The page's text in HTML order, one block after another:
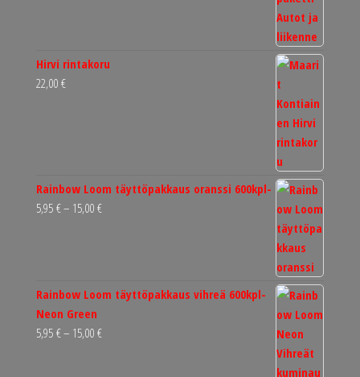
Hirvi rintakoru
22,00 €
Rainbow Loom täyttöpakkaus oranssi 600kpl-
5,95 €– 15,00 €Hintaluokka:
Rainbow Loom täyttöpakkaus vihreä 600kpl-
Neon Green
5,95 €– 15,00 €Hintaluokka: